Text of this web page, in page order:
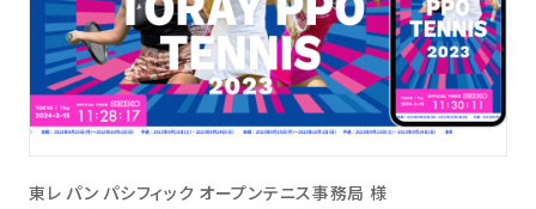
東レ パン パシフィック オープンテニス事務局 様